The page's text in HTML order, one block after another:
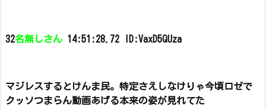
32名無しさん 14:51:28.72 ID:VaxD5QUza
マジレスするとけんま民。 特定さえしなけりゃ今頃ロゼで
クッソつまらん動画あげる本来の姿が見れてた